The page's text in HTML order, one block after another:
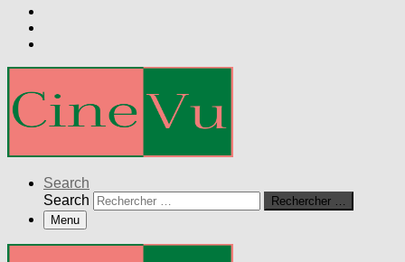
Search
Search
Rechercher …
Menu